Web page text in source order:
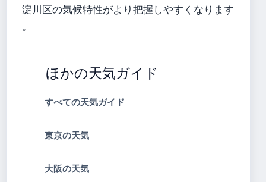
淀川区の気候特性がより把握しやすくなります
。
ほかの天気ガイド
すべての天気ガイド
東京の天気
大阪の天気